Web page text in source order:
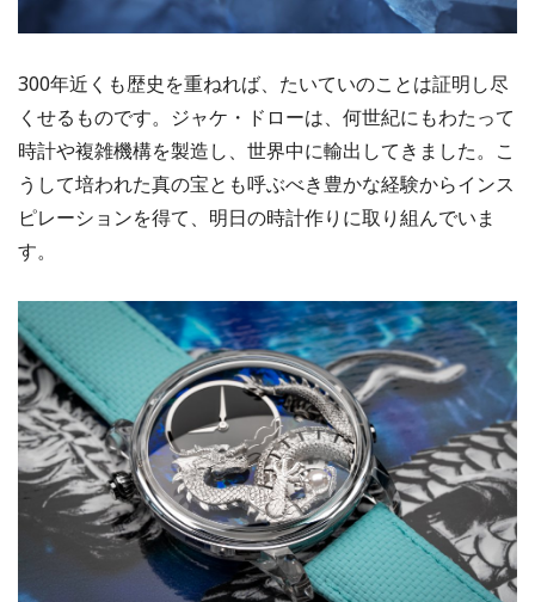
300年近くも歴史を重ねれば、たいていのことは証明し尽
くせるものです。ジャケ・ドローは、何世紀にもわたって
時計や複雑機構を製造し、世界中に輸出してきました。こ
うして培われた真の宝とも呼ぶべき豊かな経験からインス
ピレーションを得て、明日の時計作りに取り組んでいま
す。